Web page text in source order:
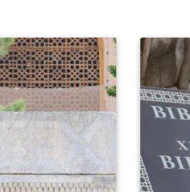
862